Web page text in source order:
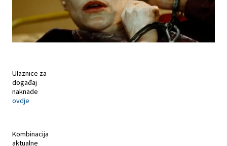
Ulaznice za
događaj
naknade
ovdje
Kombinacija
aktualne